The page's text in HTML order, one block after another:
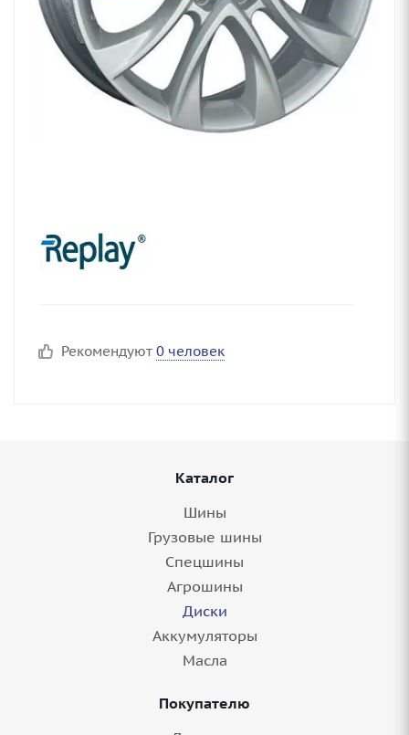
Рекомендуют 0 человек
Каталог
Шины
Грузовые шины
Спецшины
Агрошины
Диски
Аккумуляторы
Масла
Покупателю